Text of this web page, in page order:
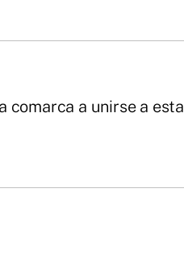
comarca a unirse a esta